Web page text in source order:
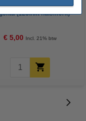
(123inkt huismerk)
€ 5,00 Incl. 21% btw